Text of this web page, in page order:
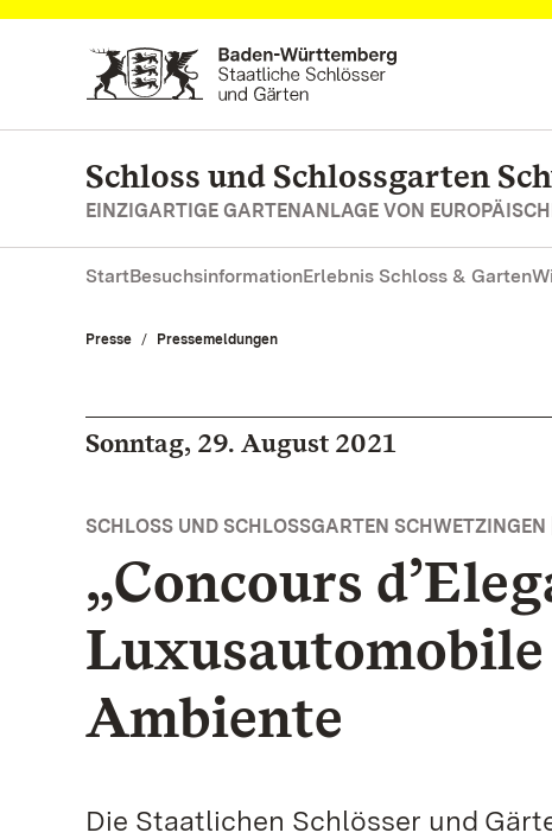
Zum Hauptinhalt springen
Schloss und Schlossgarten
EINZIGARTIGE GARTENANLAGE VON
StartBesuchsinformationErlebnis Schloss & Garten
Presse Pressemeldungen
Sonntag, 29. August 2021
SCHLOSS UND SCHLOSSGARTEN
„Concours
Ambiente
Die Staatlichen Schlösser und